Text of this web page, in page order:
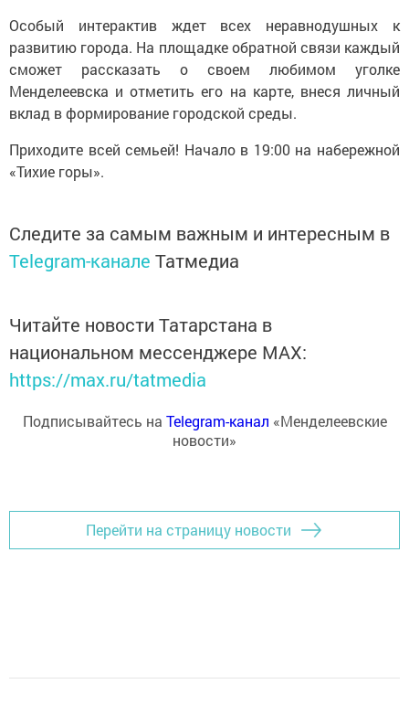
Особый интерактив ждет всех неравнодушных к
развитию города. На площадке обратной связи каждый
сможет рассказать о своем любимом уголке
Менделеевска и отметить его на карте, внеся личный
вклад в формирование городской среды.
Приходите всей семьей! Начало в 19:00 на набережной
«Тихие горы».
Следите за самым важным и интересным в
Telegram-канале Татмедиа
Читайте новости Татарстана в
национальном мессенджере MАХ:
https://max.ru/tatmedia
Подписывайтесь на Telegram-канал «Менделеевские
новости»
Перейти на страницу новости